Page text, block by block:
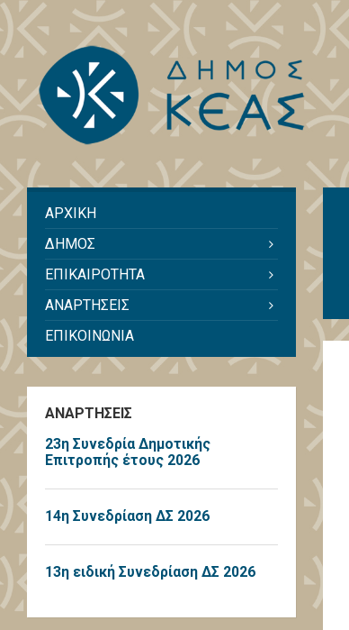
ΑΡΧΙΚΗ
ΔΗΜΟΣ
ΕΠΙΚΑΙΡΟΤΗΤΑ
ΑΝΑΡΤΗΣΕΙΣ
ΕΠΙΚΟΙΝΩΝΙΑ
ΑΝΑΡΤΗΣΕΙΣ
23η Συνεδρία Δημοτικής
Επιτροπής έτους 2026
14η Συνεδρίαση ΔΣ 2026
13η ειδική Συνεδρίαση ΔΣ 2026